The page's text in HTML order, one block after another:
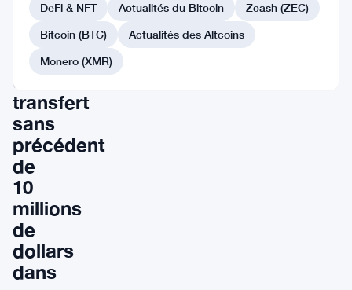
Crypto
Exchange
enregistre
un
transfert
sans
précédent
de
10
millions
de
dollars
dans
DeFi & NFT Actualités du Bitcoin
Zcash (ZEC)
Bitcoin (BTC)
Actualités des Altcoins
Monero (XMR)